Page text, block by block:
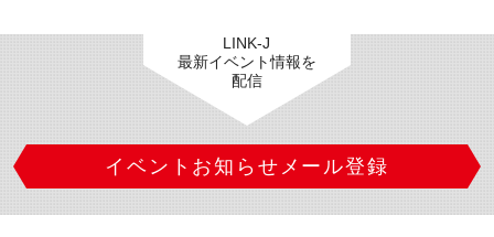
LINK-J
最新イベント情報を
配信
イベントお知らせメール登録